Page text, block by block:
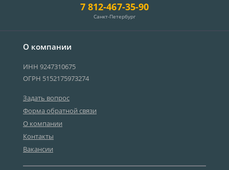
О компании
ИНН 9247310675
ОГРН 5152175973274
Задать вопрос
Форма обратной связи
О компании
Контакты
Вакансии
7 812-467-35-90
Санкт-Петербург